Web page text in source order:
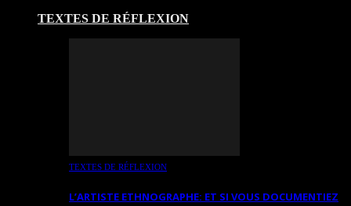
TEXTES DE RÉFLEXION
TEXTES DE RÉFLEXION
L’ARTISTE ETHNOGRAPHE: ET SI VOUS DOCUMENTIEZ